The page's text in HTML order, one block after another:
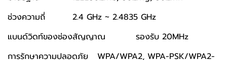
ช่วงความถี่ 2.4 GHz ~ 2.4835 GHz
แบนด์วิดท์ของช่องสัญญาณ รองรับ 20MHz
การรักษาความปลอดภัย WPA/WPA2, WPA-PSK/WPA2-